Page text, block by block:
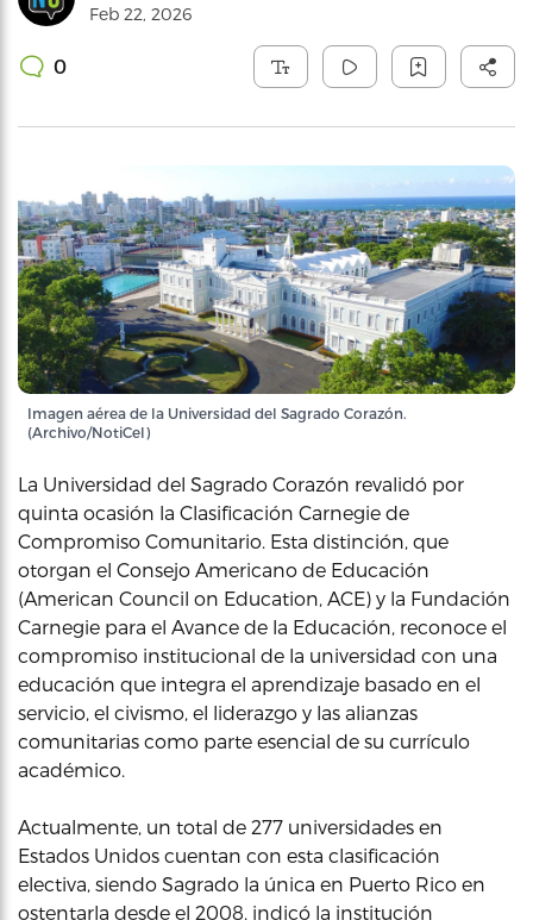
Feb 22, 2026
0
Imagen aérea de la Universidad del Sagrado Corazón.
(Archivo/NotiCel)
La Universidad del Sagrado Corazón revalidó por
quinta ocasión la Clasificación Carnegie de
Compromiso Comunitario. Esta distinción, que
otorgan el Consejo Americano de Educación
(American Council on Education, ACE) y la Fundación
Carnegie para el Avance de la Educación, reconoce el
compromiso institucional de la universidad con una
educación que integra el aprendizaje basado en el
servicio, el civismo, el liderazgo y las alianzas
comunitarias como parte esencial de su currículo
académico.
Actualmente, un total de 277 universidades en
Estados Unidos cuentan con esta clasificación
electiva, siendo Sagrado la única en Puerto Rico en
ostentarla desde el 2008, indicó la institución